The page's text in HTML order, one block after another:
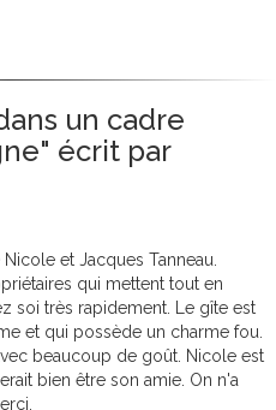
un cadre
écrit par
et Jacques Tanneau.
qui mettent tout en
soi très rapidement. Le gîte est
et qui possède un charme fou.
beaucoup de goût. Nicole est
bien être son amie. On n'a